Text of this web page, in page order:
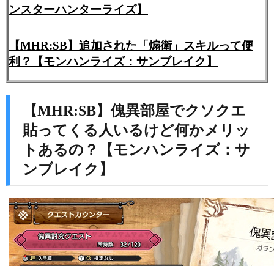
ンスターハンターライズ】
【MHR:SB】追加された「煽衛」スキルって便
利？【モンハンライズ：サンブレイク】
【MHR:SB】傀異部屋でクソクエ
貼ってくる人いるけど何かメリッ
トあるの？【モンハンライズ：サ
ンブレイク】